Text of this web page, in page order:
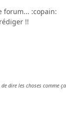
forum... :copain:
!!
dire les choses comme